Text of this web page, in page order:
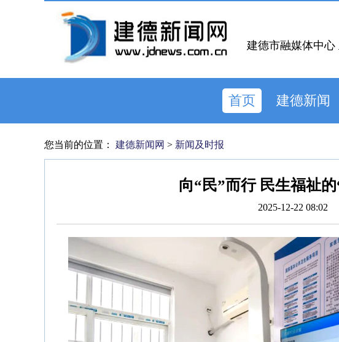
建德市融媒体中心
首页 建德新闻
您当前的位置： 建德新闻网 > 新闻及时报
向“民”而行 民生福祉
2025-12-22 08:02